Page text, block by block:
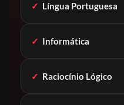
✓ Língua Portuguesa
✓ Informática
✓ Raciocínio Lógico